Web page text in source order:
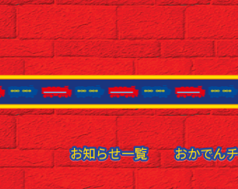
お知らせ一覧
お知らせ一覧 おかでん
おかでん